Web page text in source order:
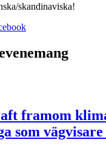
skandinaviska!
Öppnas
ny
framom
som vägvisare